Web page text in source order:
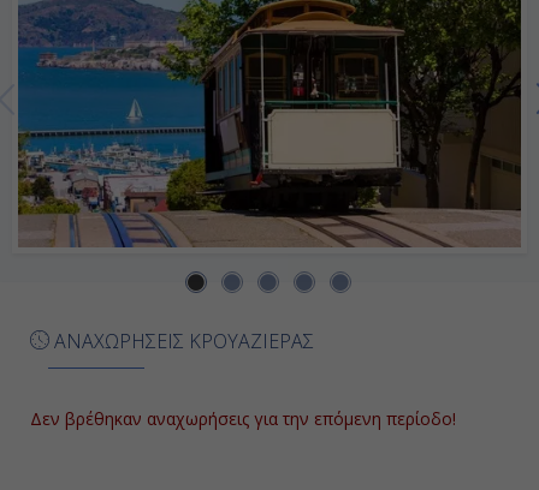
Ημέρα 7η
Εν Πλω
-
Ημέρα 8η
Σαν Φραντσίσκο (Καλιφόρνια),
ΑΝΑΧΩΡΗΣΕΙΣ ΚΡΟΥΑΖΙΕΡΑΣ
Δεν βρέθηκαν αναχωρήσεις για την επόμενη περίοδο!